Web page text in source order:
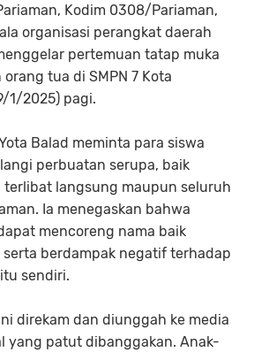
Kodim 0308/Pariaman,
organisasi perangkat daerah
pertemuan tatap muka
tua di SMPN 7 Kota
1/2025) pagi.
Balad meminta para siswa
perbuatan serupa, baik
terlibat langsung maupun seluruh
Ia menegaskan bahwa
mencoreng nama baik
serta berdampak negatif terhadap
sendiri.
direkam dan diunggah ke media
yang patut dibanggakan. Anak-